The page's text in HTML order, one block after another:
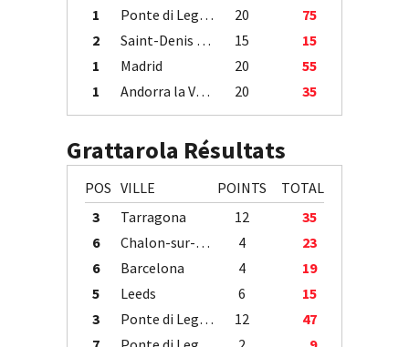
1
Ponte di Legno 20
75
2
Saint-Denis / Île de la Réunion 15
15
1
Madrid 20
55
1
Andorra la Vella 20 35
Grattarola Résultats
POS VILLE POINTS
TOTAL
3
Tarragona 12
35
6
Chalon-sur-Saône 4
23
6
Barcelona 4
19
5
Leeds 6
15
3
Ponte di Legno 12
47